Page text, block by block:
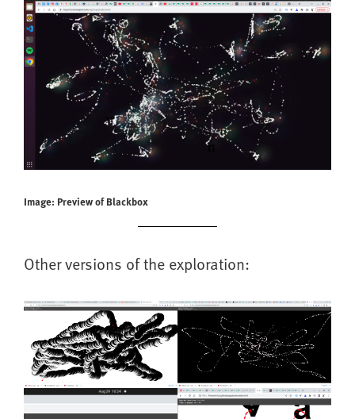
Image: Preview of Blackbox
Other versions of the exploration: